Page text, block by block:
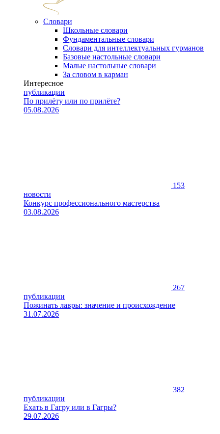
Словари
Школьные словари
Фундаментальные словари
Словари для интеллектуальных гурманов
Базовые настольные словари
Малые настольные словари
За словом в карман
Интересное
публикации
По прилёту или по прилёте?
05.08.2026
153
новости
Конкурс профессионального мастерства
03.08.2026
267
публикации
Пожинать лавры: значение и происхождение
31.07.2026
382
публикации
Ехать в Гагру или в Гагры?
29.07.2026